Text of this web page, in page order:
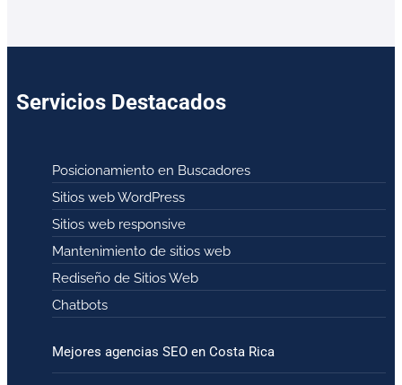
Servicios Destacados
Posicionamiento en Buscadores
Sitios web WordPress
Sitios web responsive
Mantenimiento de sitios web
Rediseño de Sitios Web
Chatbots
Mejores agencias SEO en Costa Rica